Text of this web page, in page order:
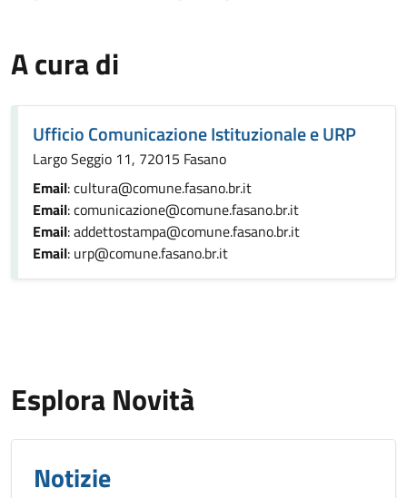
A cura di
Ufficio Comunicazione Istituzionale e URP
Largo Seggio 11, 72015 Fasano
Email: cultura@comune.fasano.br.it
Email: comunicazione@comune.fasano.br.it
Email: addettostampa@comune.fasano.br.it
Email: urp@comune.fasano.br.it
Esplora Novità
Notizie